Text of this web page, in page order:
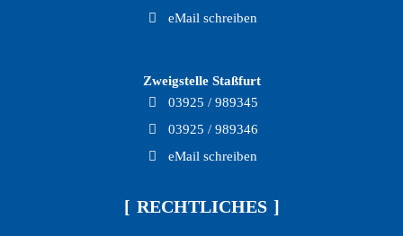
eMail schreiben
Zweigstelle Staßfurt
03925 / 989345
03925 / 989346
eMail schreiben
RECHTLICHES